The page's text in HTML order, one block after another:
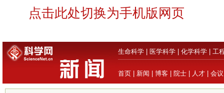
点击此处切换为手机版网页
生命科学 医学科学 化学科学 工
首页 新闻 博客 院士 人才 会议